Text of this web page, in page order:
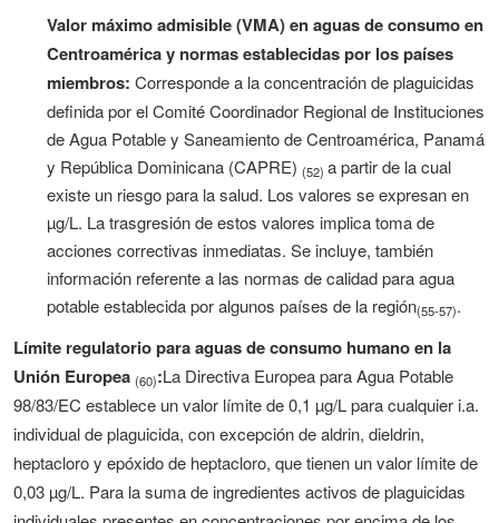
Valor máximo admisible (VMA) en aguas de consumo en
Centroamérica y normas establecidas por los países
miembros: Corresponde a la concentración de plaguicidas
definida por el Comité Coordinador Regional de Instituciones
de Agua Potable y Saneamiento de Centroamérica, Panamá
y República Dominicana (CAPRE) (52) a partir de la cual
existe un riesgo para la salud. Los valores se expresan en
µg/L. La trasgresión de estos valores implica toma de
acciones correctivas inmediatas. Se incluye, también
información referente a las normas de calidad para agua
potable establecida por algunos países de la región(55-57).
Límite regulatorio para aguas de consumo humano en la
Unión Europea (60):La Directiva Europea para Agua Potable
98/83/EC establece un valor límite de 0,1 µg/L para cualquier i.a.
individual de plaguicida, con excepción de aldrin, dieldrin,
heptacloro y epóxido de heptacloro, que tienen un valor límite de
0,03 µg/L. Para la suma de ingredientes activos de plaguicidas